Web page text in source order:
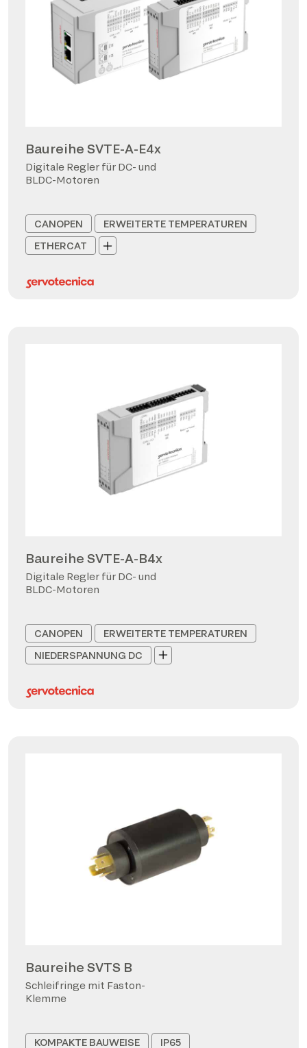
Baureihe SVTE-A-E4x
Digitale Regler für DC- und
BLDC-Motoren
CANOPEN
ERWEITERTE TEMPERATUREN
ETHERCAT
Baureihe SVTE-A-B4x
Digitale Regler für DC- und
BLDC-Motoren
CANOPEN
ERWEITERTE TEMPERATUREN
NIEDERSPANNUNG DC
Baureihe SVTS B
Schleifringe mit Faston-
Klemme
KOMPAKTE BAUWEISE IP65